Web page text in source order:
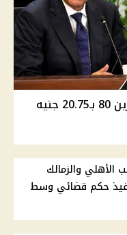
أسعار الوقود في مصر اليوم .. بنزين 80 بـ20.75 جنيه
الأهلي والزمالك
حكم قضائي وسط